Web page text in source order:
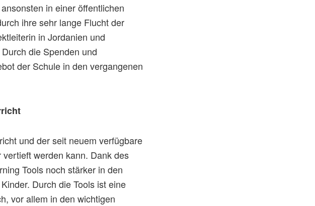
in einer öffentlichen
ihre sehr lange Flucht der
in Jordanien und
die Spenden und
der Schule in den vergangenen
und der seit neuem verfügbare
werden kann. Dank des
Tools noch stärker in den
Durch die Tools ist eine
vor allem in den wichtigen